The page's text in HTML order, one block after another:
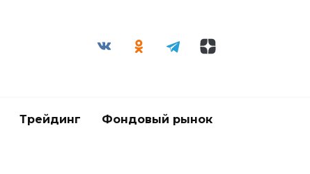
Трейдинг Фондовый рынок